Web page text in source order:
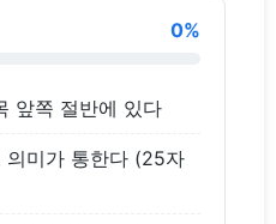
0%
앞쪽 절반에 있다
의미가 통한다 (25자